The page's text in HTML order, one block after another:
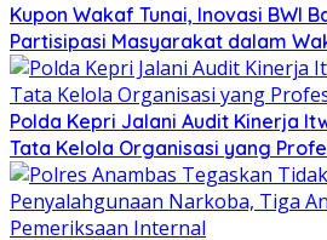
Kupon Wakaf Tunai, Inovasi BWI
Partisipasi Masyarakat dalam
Polda Kepri Jalani Audit Kinerja
Tata Kelola Organisasi yang